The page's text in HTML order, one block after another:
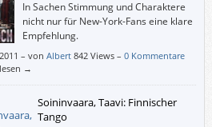
In Sachen Stimmung und Charaktere
nicht nur für New-York-Fans eine klare
Empfehlung.
– von Albert 842 Views – 0 Kommentare
→
Soininvaara, Taavi: Finnischer
Tango